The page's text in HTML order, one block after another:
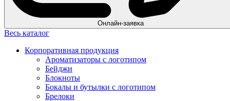
Онлайн-заявка
Весь каталог
Корпоративная продукция
Ароматизаторы с логотипом
Бейджи
Блокноты
Бокалы и бутылки с логотипом
Брелоки